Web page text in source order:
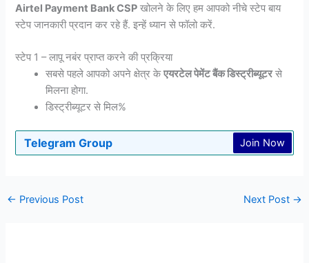
Airtel Payment Bank CSP खोलने के लिए हम आपको नीचे स्टेप बाय
स्टेप जानकारी प्रदान कर रहे हैं. इन्हें ध्यान से फॉलो करें.
स्टेप 1 – लापू नबंर प्राप्त करने की प्रक्रिया
सबसे पहले आपको अपने क्षेत्र केएयरटेल पेमेंट बैंक डिस्ट्रीब्यूटरसे
मिलना होगा.
डिस्ट्रीब्यूटर से मिल%
Telegram Group Join Now
← Previous Post Next Post →